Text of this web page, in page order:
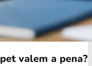
valem a pena?